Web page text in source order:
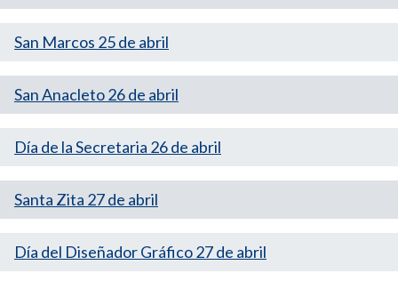
San Marcos 25 de abril
San Anacleto 26 de abril
Día de la Secretaria 26 de abril
Santa Zita 27 de abril
Día del Diseñador Gráfico 27 de abril